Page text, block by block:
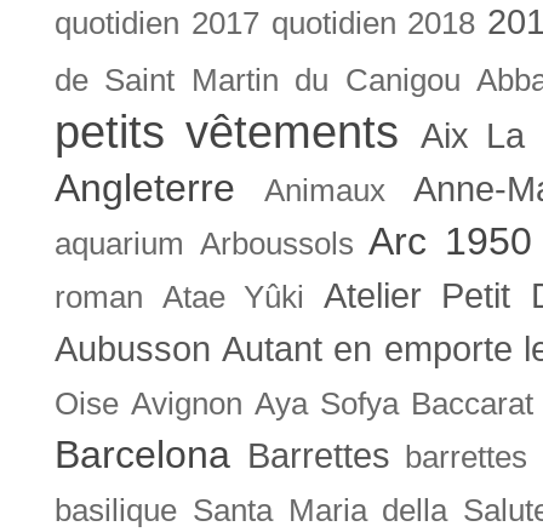
quotidien 2017 quotidien 2018
de Saint Martin du Canigou
petits vêtements Aix La
Angleterre Animaux Anne-
aquarium Arboussols Arc 1950
roman Atae Yûki
Atelier Petit
Aubusson Autant en emporte
Oise Avignon Aya Sofya Baccarat
Barcelona Barrettes barrettes
basilique Santa Maria della